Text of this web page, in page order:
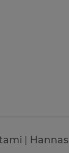
| Hannas